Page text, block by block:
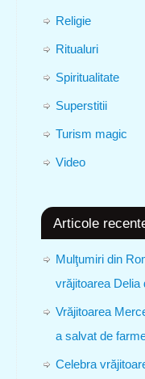
Religie
Ritualuri
Spiritualitate
Superstitii
Turism magic
Video
Articole
Mulţumiri din
vrăjitoarea Delia
Vrăjitoarea
a salvat de
Celebra